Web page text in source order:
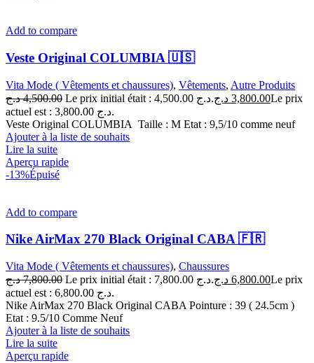
Add to compare
Veste Original COLUMBIA 🇺🇸
Vita Mode ( Vêtements et chaussures), Vêtements, Autre Produits
4,500.00 د.ج Le prix initial était : 4,500.00 د.ج. 3,800.00 د.ج
Le prix
actuel est : 3,800.00 د.ج.
Veste Original COLUMBIA Taille : M Etat : 9,5/10 comme neuf
Ajouter à la liste de souhaits
Lire la suite
Aperçu rapide
-13%Épuisé
Add to compare
Nike AirMax 270 Black Original CABA 🇫🇷
Vita Mode ( Vêtements et chaussures), Chaussures
7,800.00 د.ج Le prix initial était : 7,800.00 د.ج. 6,800.00 د.ج
Le prix
actuel est : 6,800.00 د.ج.
Nike AirMax 270 Black Original CABA Pointure : 39 ( 24.5cm )
Etat : 9.5/10 Comme Neuf
Ajouter à la liste de souhaits
Lire la suite
Aperçu rapide